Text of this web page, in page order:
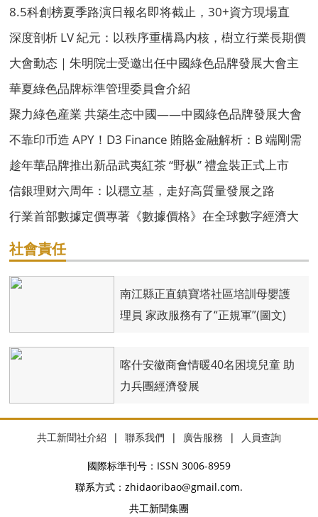
牌高質量發展
8.5科創榜夏季路演日報名即将截止，30+資方現場直
投！
深度剖析 LV 紀元：以秩序重構爲内核，樹立行業長期價
值發展新标杆
大會動态｜朱明院士受邀出任中國綠色品牌發展大會主
席團主席
華夏綠色品牌标準管理委員會介紹
聚力綠色産業 共築生态中國——中國綠色品牌發展大會
組委會介紹
不靠印币造 APY！D3 Finance 賄賂金融解析：B 端剛需
支撐永續收益
趁年華品牌推出新品武夷紅茶 “野枞” 禮盒裝正式上市
信銀理财六周年：以穩立基，走好高質量發展之路
行業首部數據定價專著《數據價格》在全球數字經濟大
會首發
社會責任
南江縣正直鎮寶塔社區培訓母嬰護
理員 家政服務有了“正規軍”(圖文)
喀什安徽商會情暖40名困境兒童 助
力兵團經濟發展
共工新聞社介紹 | 聯系我們 | 廣告服務 | 人員查詢
國際标準刊号：ISSN 3006-8959
聯系方式：zhidaoribao@gmail.com.
共工新聞集團